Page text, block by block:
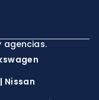
agencias.
| Nissan